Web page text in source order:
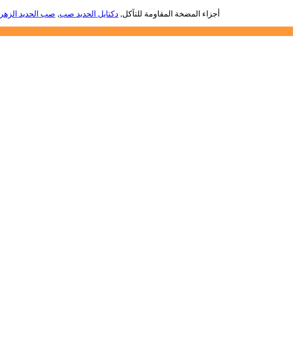
Hot Tags: أجزاء المضخة المقاومة للتآكل, دكتايل الحديد صب, صب الحديد الزهر